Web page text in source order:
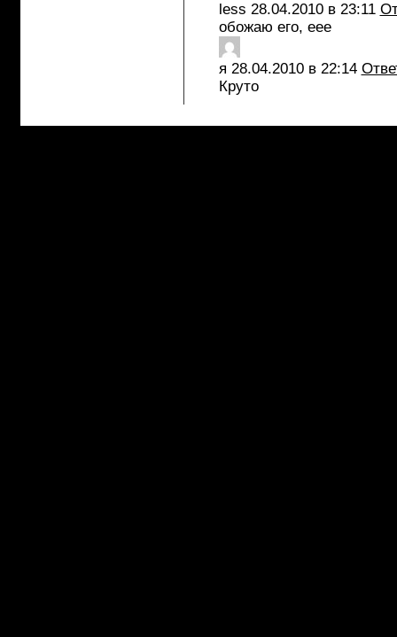
less 28.04.2010 в 23:11
обожаю его, еее
я 28.04.2010 в 22:14
Круто